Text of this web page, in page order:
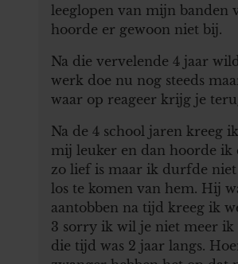
leeglopen van mijn banden
hoorde er gewoon niet bij.
Na die vervelende 4 jaar
werk doe nu nog steeds
waar op reageer krijg je
Na de 4 school jaren kreeg
mij leuker en dan hoorde ik
zo lief is maar ik durfde
los te komen van hem. Hij
aantobben na tijd kreeg ik
3 sorry ik wil je niet meer ik
die tijd was 2 jaar langs.